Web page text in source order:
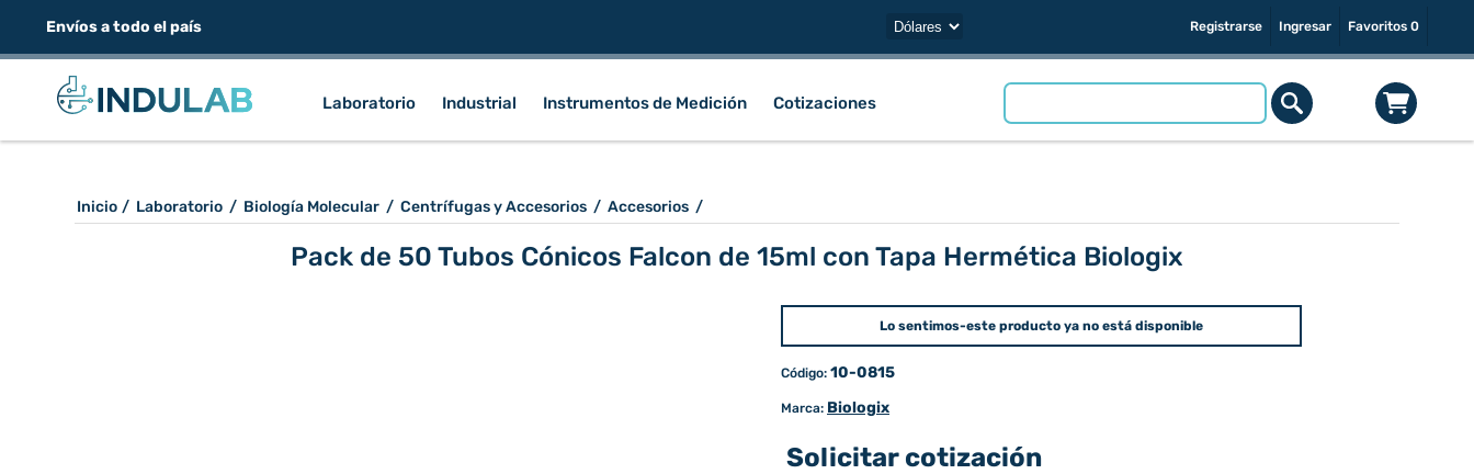
Envíos a todo el país Registrarse Ingresar Favoritos 0
Laboratorio Industrial Instrumentos de Medición Cotizaciones
Inicio / Laboratorio / Biología Molecular / Centrífugas y Accesorios / Accesorios /
Pack de 50 Tubos Cónicos Falcon de 15ml con Tapa Hermética Biologix
Lo sentimos-este producto ya no está disponible
Código: 10-0815
Marca: Biologix
Solicitar cotización